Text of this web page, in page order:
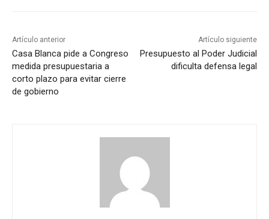
Artículo anterior
Casa Blanca pide a Congreso
medida presupuestaria a
corto plazo para evitar cierre
de gobierno
Artículo siguiente
Presupuesto al Poder Judicial
dificulta defensa legal